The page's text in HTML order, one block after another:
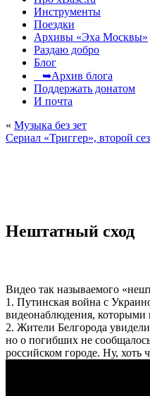
Инструменты
Поездки
Архивы «Эха Москвы»
Раздаю добро
Блог
➥Архив блога
Поддержать донатом
И почта
« Музыка без зет
Сериал «Триггер», второй
Нештатный сход
Видео так называемого
1. Путинская война с
видеонаблюдения, которыми
2. Жители Белгорода
но о погибших не
российском городе. Ну, хоть